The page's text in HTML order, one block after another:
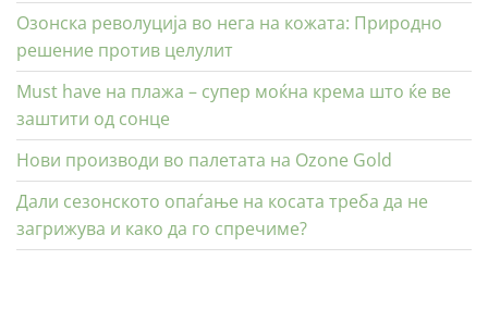
Озонска револуција во нега на кожата: Природно
решение против целулит
Must have на плажа – супер моќна крема што ќе ве
заштити од сонце
Нови производи во палетата на Ozone Gold
Дали сезонското опаѓање на косата треба да не
загрижува и како да го спречиме?